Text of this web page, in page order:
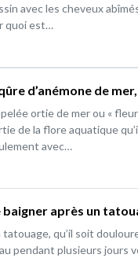
avec les cheveux
quoi est…
d’anémone de
ortie de mer ou « fleur
de la flore aquatique
avec…
baigner après un
tatouage, qu’il soit
pendant plusieurs jours